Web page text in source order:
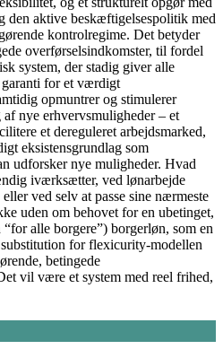
den aktive beskæftigelsespolitik med
kontrolregime. Det betyder
overførselsindkomster, til fordel
system, der stadig giver alle
garanti for et værdigt
opmuntrer og stimulerer
nye erhvervsmuligheder – et
et dereguleret arbejdsmarked,
eksistensgrundlag som
udforsker nye muligheder. Hvad
iværksætter, ved lønarbejde
ved selv at passe sine nærmeste
uden om behovet for en ubetinget,
alle borgere”) borgerløn, som en
for flexicurity-modellen
betingede
vil være et system med reel frihed,